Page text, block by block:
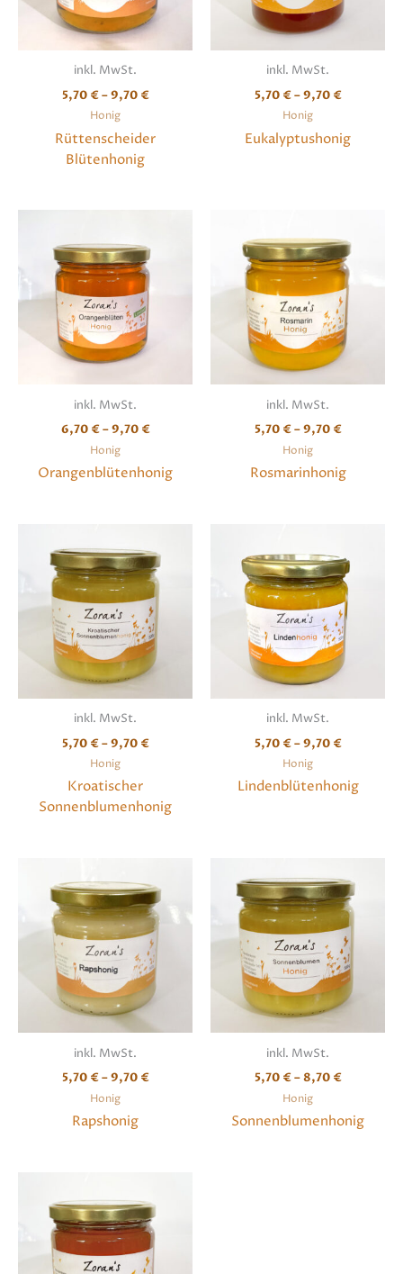
inkl. MwSt.
5,70 €–9,70 €
Honig
Rüttenscheider
Blütenhonig
inkl. MwSt.
5,70 €–9,70 €
Honig
Eukalyptushonig
inkl. MwSt.
6,70 €–9,70 €
Honig
Orangenblütenhonig
inkl. MwSt.
5,70 €–9,70 €
Honig
Rosmarinhonig
inkl. MwSt.
5,70 €–9,70 €
Honig
Kroatischer
Sonnenblumenhonig
inkl. MwSt.
5,70 €–9,70 €
Honig
Lindenblütenhonig
inkl. MwSt.
5,70 €–9,70 €
Honig
Rapshonig
inkl. MwSt.
5,70 €–8,70 €
Honig
Sonnenblumenhonig